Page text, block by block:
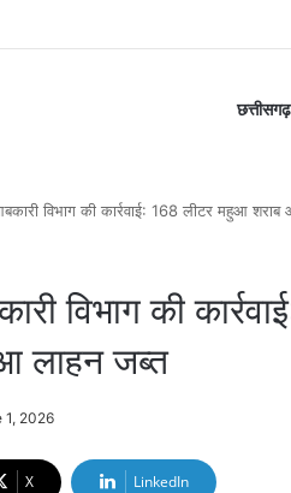
छत्तीसगढ़
विभाग की कार्रवाई: 168 लीटर महुआ
विभाग की
लाहन जब्त
1, 2026
X LinkedIn